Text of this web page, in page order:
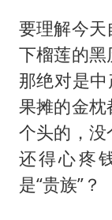
要理解今
下榴莲的黑
那绝对是
果摊的金
个头的，没
还得心疼
是“贵族”？